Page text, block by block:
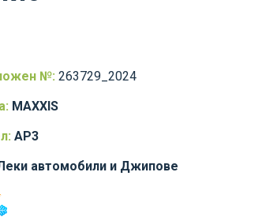
№: 263729_2024
MAXXIS
AP3
автомобили и Джипове